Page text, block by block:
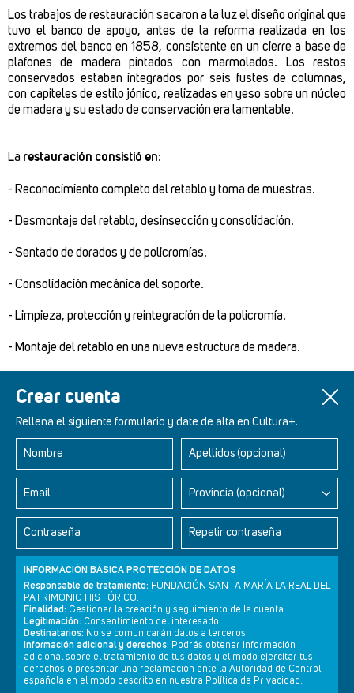
Crear cuenta
Rellena el siguiente formulario y date de alta en Cultura+.
Nombre Apellidos (opcional)
Email Provincia (opcional)
Contraseña Repetir contraseña
INFORMACIÓN BÁSICA PROTECCIÓN DE DATOS
Responsable de tratamiento: FUNDACIÓN SANTA MARÍA LA REAL DEL
PATRIMONIO HISTÓRICO.
Finalidad: Gestionar la creación y seguimiento de la cuenta.
Legitimación: Consentimiento del interesado.
Destinatarios: No se comunicarán datos a terceros.
Información adicional y derechos: Podrás obtener información
adicional sobre el tratamiento de tus datos y el modo ejercitar tus
derechos o presentar una reclamación ante la Autoridad de Control
española en el modo descrito en nuestra Política de Privacidad.
Los trabajos de restauración sacaron a la luz el diseño original que
tuvo el banco de apoyo, antes de la reforma realizada en los
extremos del banco en 1858, consistente en un cierre a base de
plafones de madera pintados con marmolados. Los restos
conservados estaban integrados por seis fustes de columnas,
con capiteles de estilo jónico, realizadas en yeso sobre un núcleo
de madera y su estado de conservación era lamentable.
La restauración consistió en:
- Reconocimiento completo del retablo y toma de muestras.
- Desmontaje del retablo, desinsección y consolidación.
- Sentado de dorados y de policromías.
- Consolidación mecánica del soporte.
- Limpieza, protección y reintegración de la policromía.
- Montaje del retablo en una nueva estructura de madera.
Retablos Renacentistas Este de León
Newsletter Aviso legal Política de privacidad Política de cookies